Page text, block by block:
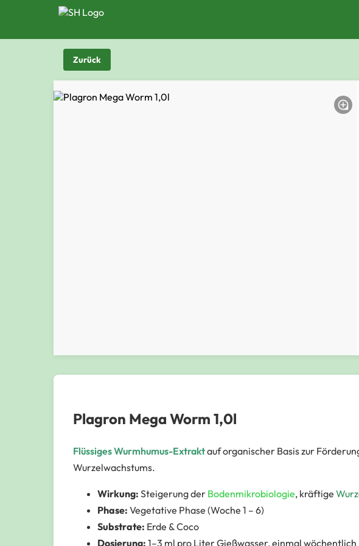
Zurück
Plagron Mega Worm 1,0l
Flüssiges Wurmhumus-Extraktauf organischer Basis zur
Wurzelwachstums.
Wirkung: Steigerung der Bodenmikrobiologie, kräftige
Phase: Vegetative Phase (Woche 1 – 6)
Substrate: Erde & Coco
Dosierung: 1–3 ml pro Liter Gießwasser, einmal wöchentlich